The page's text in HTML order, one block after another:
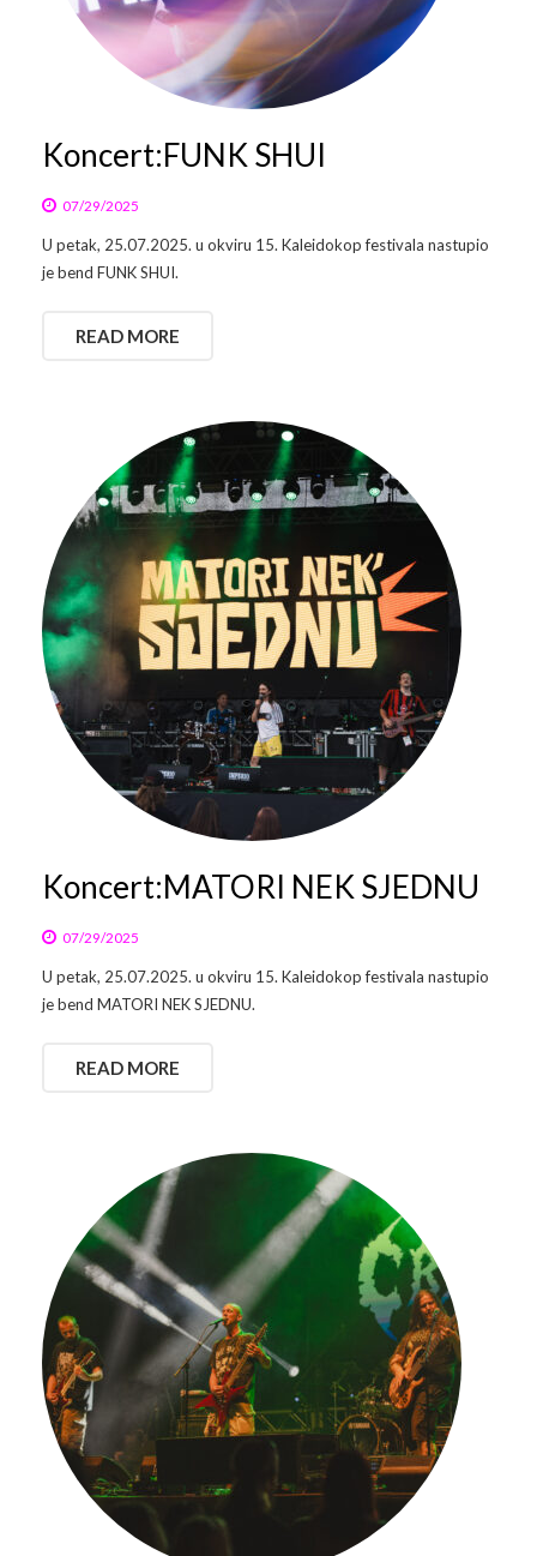
Koncert:FUNK SHUI
07/29/2025
U petak, 25.07.2025. u okviru 15. Kaleidokop festivala nastupio
je bend FUNK SHUI.
READ MORE
Koncert:MATORI NEK SJEDNU
07/29/2025
U petak, 25.07.2025. u okviru 15. Kaleidokop festivala nastupio
je bend MATORI NEK SJEDNU.
READ MORE